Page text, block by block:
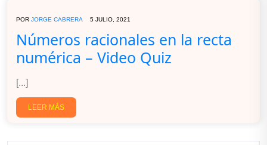
POR JORGE CABRERA 5 JULIO, 2021
Números racionales en la recta
numérica – Video Quiz
[...]
LEER MÁS